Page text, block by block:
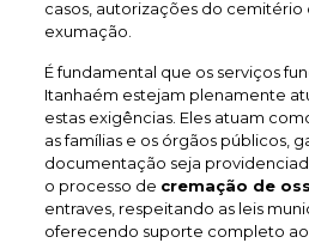
casos, autorizações do
exumação.
É fundamental que os serviços
Itanhaém estejam plenamente
estas exigências. Eles atuam
as famílias e os órgãos públicos,
documentação seja
o processo de cremação de
entraves, respeitando as leis
oferecendo suporte completo